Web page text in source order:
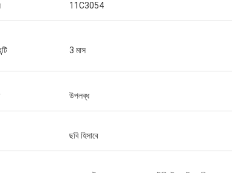
11C3054
3 মাস
উপলব্ধ
ছবি হিসাবে